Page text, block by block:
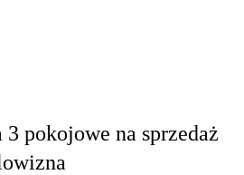
pokojowe na sprzedaż